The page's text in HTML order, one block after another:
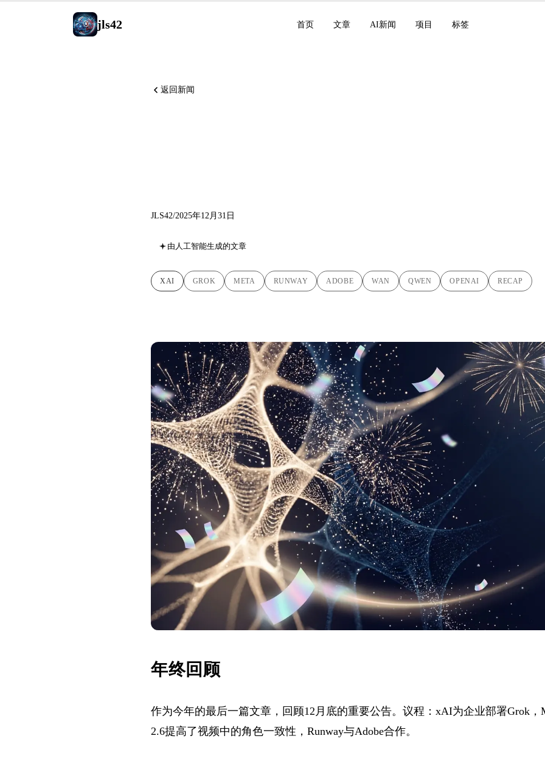
jls42 首页 文章 AI新闻 项目 标签
返回新闻
JLS42/2025年12月31日
由人工智能生成的文章
XAI GROK META RUNWAY ADOBE WAN QWEN OPENAI RECAP
年终回顾
作为今年的最后一篇文章，回顾12月底的重要公告。议程：xAI为企业部署Grok，
2.6提高了视频中的角色一致性，Runway与Adobe合作。